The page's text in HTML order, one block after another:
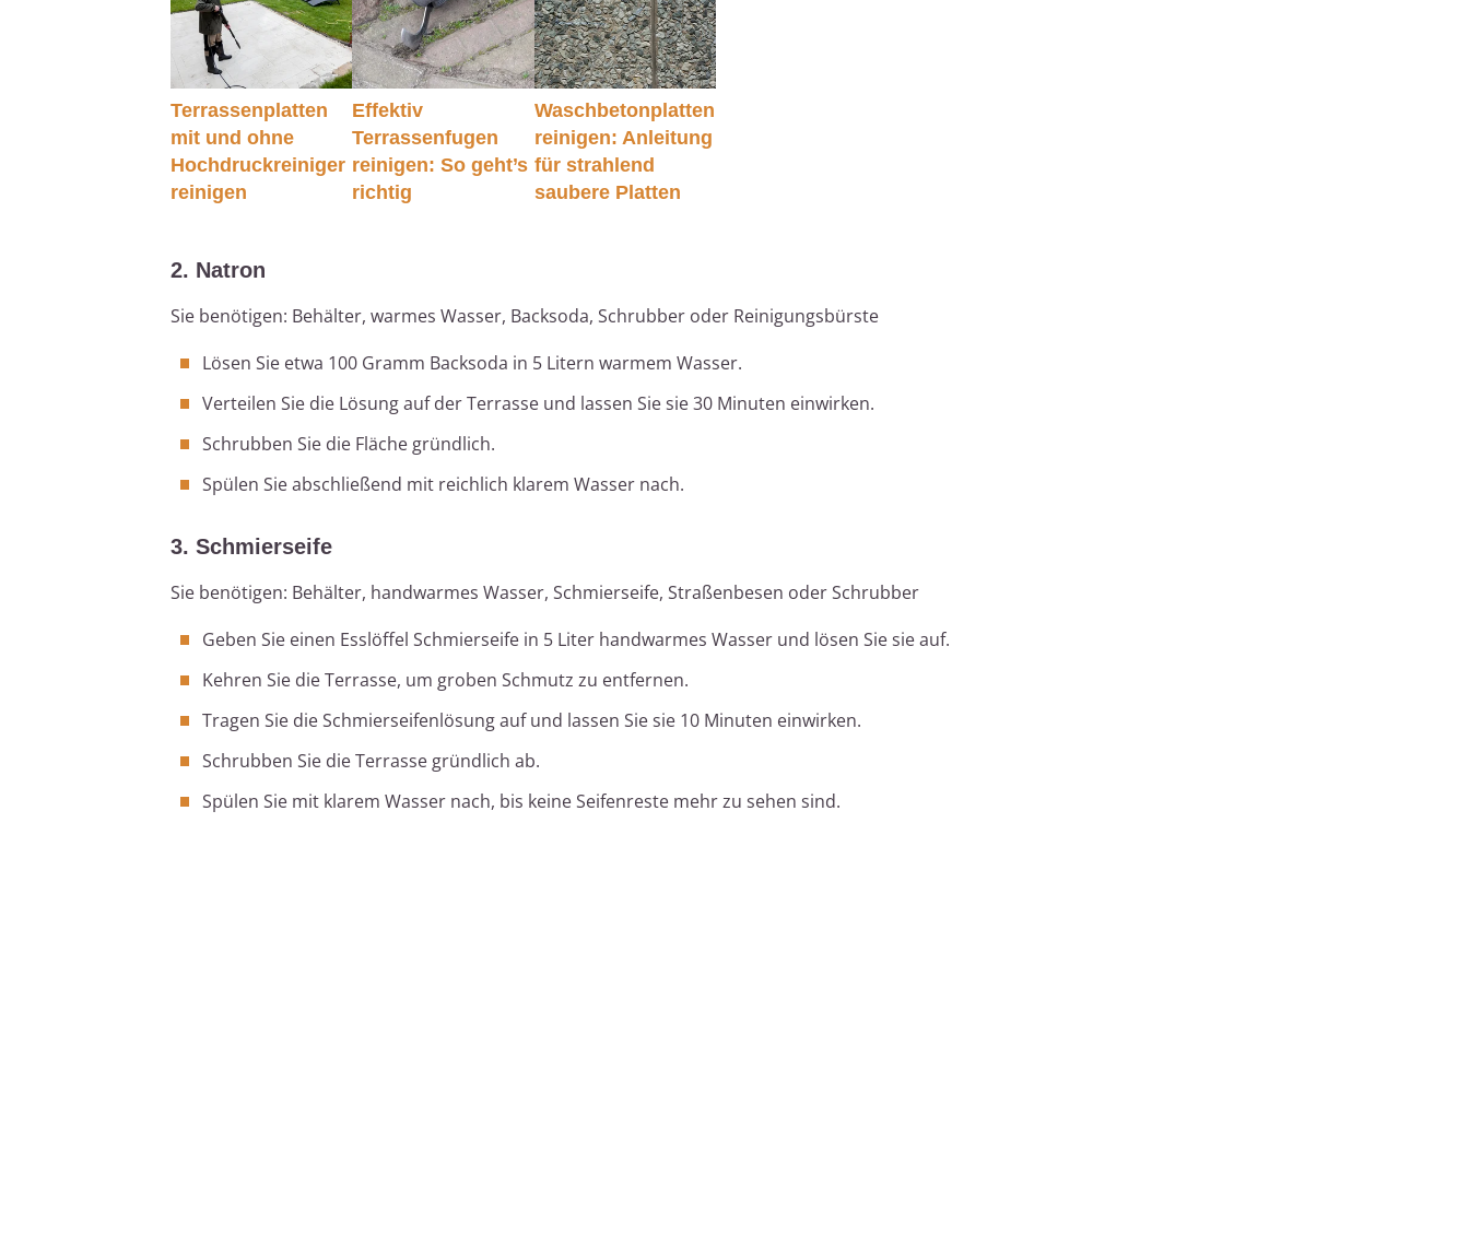
Terrassenplatten
mit und ohne
Hochdruckreiniger
reinigen
Effektiv
Terrassenfugen
reinigen: So geht’s
richtig
Waschbetonplatten
reinigen: Anleitung
für strahlend
saubere Platten
2. Natron
Sie benötigen: Behälter, warmes Wasser, Backsoda, Schrubber oder Reinigungsbürste
Lösen Sie etwa 100 Gramm Backsoda in 5 Litern warmem Wasser.
Verteilen Sie die Lösung auf der Terrasse und lassen Sie sie 30 Minuten einwirken.
Schrubben Sie die Fläche gründlich.
Spülen Sie abschließend mit reichlich klarem Wasser nach.
3. Schmierseife
Sie benötigen: Behälter, handwarmes Wasser, Schmierseife, Straßenbesen oder Schrubber
Geben Sie einen Esslöffel Schmierseife in 5 Liter handwarmes Wasser und lösen Sie sie auf.
Kehren Sie die Terrasse, um groben Schmutz zu entfernen.
Tragen Sie die Schmierseifenlösung auf und lassen Sie sie 10 Minuten einwirken.
Schrubben Sie die Terrasse gründlich ab.
Spülen Sie mit klarem Wasser nach, bis keine Seifenreste mehr zu sehen sind.